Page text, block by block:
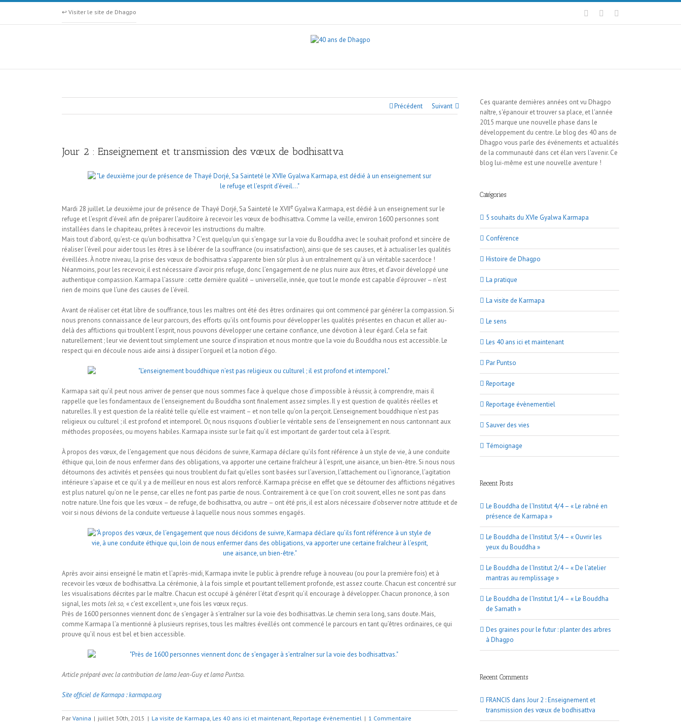
↩ Visiter le site de Dhagpo
Précédent Suivant
Jour 2 : Enseignement et transmission des vœux de bodhisattva
Mardi 28 juillet. Le deuxième jour de présence de Thayé Dorjé, Sa Sainteté le XVIIe Gyalwa Karmapa, est dédié à un enseignement sur le
refuge et l’esprit d’éveil afin de préparer l’auditoire à recevoir les vœux de bodhisattva. Comme la veille, environ 1600 personnes sont
installées dans le chapiteau, prêtes à recevoir les instructions du maître.
Mais tout d’abord, qu’est-ce qu’un bodhisattva ? C’est quelqu’un qui s’engage sur la voie du Bouddha avec le souhait profond et sincère de
réaliser l’éveil pour aider tous les êtres à se libérer de la souffrance (ou insatisfaction), ainsi que de ses causes, et à actualiser les qualités
éveillées. À notre niveau, la prise des vœux de bodhisattva s’apparente bien sûr plus à un entraînement qu’à un véritable sacerdoce !
Néanmoins, pour les recevoir, il est nécessaire d’avoir pris refuge, donc l’engagement de ne plus nuire aux êtres, et d’avoir développé une
authentique compassion. Karmapa l’assure : cette dernière qualité – universelle, innée, que tout le monde est capable d’éprouver – n’est
rien de moins que l’une des causes de l’éveil.
Avant de réaliser cet état libre de souffrance, tous les maîtres ont été des êtres ordinaires qui ont commencé par générer la compassion. Si
nous prenons connaissance de leur parcours, des efforts qu’ils ont fournis pour développer les qualités présentes en chacun et aller au-
delà des afflictions qui troublent l’esprit, nous pouvons développer une certaine confiance, une dévotion à leur égard. Cela se fait
naturellement ; leur vie devient tout simplement une source d’inspiration et nous montre que la voie du Bouddha nous est accessible. Le
respect qui en découle nous aide ainsi à dissiper l’orgueil et la notion d’égo.
Karmapa sait qu’il peut nous arriver de penser que nous sommes face à quelque chose d’impossible à réussir, à comprendre, mais il
rappelle que les fondamentaux de l’enseignement du Bouddha sont finalement assez simples. Il y est question de qualités réelles et
naturelles. Il y est question de la réalité telle qu’elle est vraiment – et non telle qu’on la perçoit. L’enseignement bouddhique n’est pas
religieux ou culturel ; il est profond et intemporel. Or, nous risquons d’oublier le véritable sens de l’enseignement en nous cantonnant aux
méthodes proposées, ou moyens habiles. Karmapa insiste sur le fait qu’il est important de garder tout cela à l’esprit.
À propos des vœux, de l’engagement que nous décidons de suivre, Karmapa déclare qu’ils font référence à un style de vie, à une conduite
éthique qui, loin de nous enfermer dans des obligations, va apporter une certaine fraîcheur à l’esprit, une aisance, un bien-être. Si nous nous
détournons des activités et pensées qui nous troublent du fait qu’elles sont basées sur l’aversion, l’attachement ou l’ignorance, l’agitation
intérieure s’apaise et ce qu’il y a de meilleur en nous est alors renforcé. Karmapa précise en effet que se détourner des afflictions négatives
est plus naturel qu’on ne le pense, car elles ne font pas partie de nous. Contrairement à ce que l’on croit souvent, elles ne sont pas dans
notre nature. Une fois que les vœux – de refuge, de bodhisattva, ou autre – ont été pris, il est alors nécessaire d’observer notre attitude et de
voir si nous dévions de la conduite vertueuse à laquelle nous nous sommes engagés.
Après avoir ainsi enseigné le matin et l’après-midi, Karmapa invite le public à prendre refuge à nouveau (ou pour la première fois) et à
recevoir les vœux de bodhisattva. La cérémonie, à la fois simple et pourtant tellement profonde, est assez courte. Chacun est concentré sur
les visualisations décrites par le maître. Chacun est occupé à générer l’état d’esprit qu’il encourage à développer. Chacun prononce, à son
signal, les mots lek so, « c’est excellent », une fois les vœux reçus.
Près de 1600 personnes viennent donc de s’engager à s’entraîner sur la voie des bodhisattvas. Le chemin sera long, sans doute. Mais,
comme Karmapa l’a mentionné à plusieurs reprises, tous les maîtres éveillés ont commencé le parcours en tant qu’êtres ordinaires, ce qui
prouve qu’il nous est bel et bien accessible.
Article préparé avec la contribution de lama Jean-Guy et lama Puntso.
Site officiel de Karmapa : karmapa.org
Par Vanina | juillet 30th, 2015 | La visite de Karmapa, Les 40 ans ici et maintenant, Reportage évènementiel | 1 Commentaire
Ces quarante dernières années ont vu Dhagpo
naître, s'épanouir et trouver sa place, et l'année
2015 marque une nouvelle phase dans le
développement du centre. Le blog des 40 ans de
Dhagpo vous parle des événements et actualités
de la communauté dans cet élan vers l'avenir. Ce
blog lui-même est une nouvelle aventure !
Catégories
5 souhaits du XVIe Gyalwa Karmapa
Conférence
Histoire de Dhagpo
La pratique
La visite de Karmapa
Le sens
Les 40 ans ici et maintenant
Par Puntso
Reportage
Reportage évènementiel
Sauver des vies
Témoignage
Recent Posts
Le Bouddha de l’Institut 4/4 – « Le rabné en
présence de Karmapa »
Le Bouddha de l’Institut 3/4 – « Ouvrir les
yeux du Bouddha »
Le Bouddha de l’Institut 2/4 – « De l’atelier
mantras au remplissage »
Le Bouddha de l’Institut 1/4 – « Le Bouddha
de Sarnath »
Des graines pour le futur : planter des arbres
à Dhagpo
Recent Comments
FRANCIS dans Jour 2 : Enseignement et
transmission des vœux de bodhisattva